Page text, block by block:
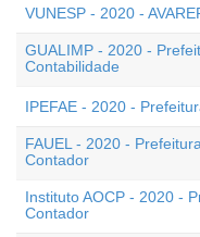
VUNESP - 2020 -
GUALIMP - 2020 -
Contabilidade
IPEFAE - 2020 -
FAUEL - 2020 -
Contador
Instituto AOCP - 2020 -
Contador